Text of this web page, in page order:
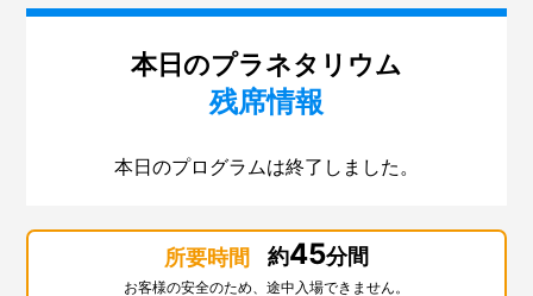
本日のプラネタリウム
残席情報
本日のプログラムは終了しました。
所要時間 約45分間
お客様の安全のため、途中入場できません。